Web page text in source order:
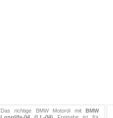
Das richtige BMW Motoröl mit BMW
Longlife-04 (LL-04) Freigabe ist für